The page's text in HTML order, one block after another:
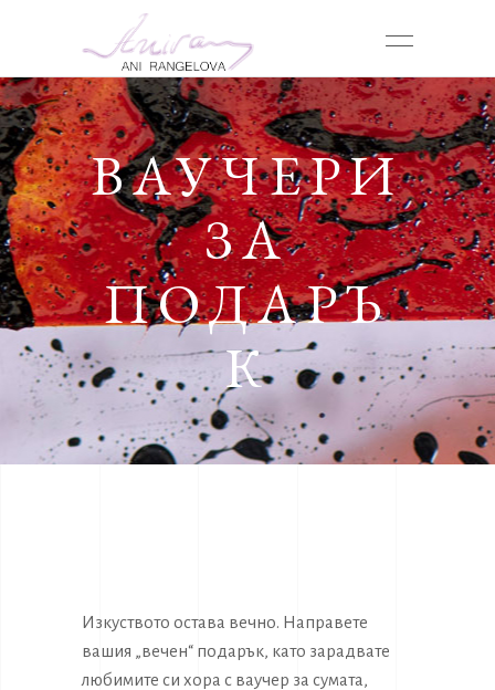
ВАУЧЕРИ
ЗА
ПОДАРЪ
К
Изкуството остава вечно. Направете
вашия „вечен“ подарък, като зарадвате
любимите си хора с ваучер за сумата,